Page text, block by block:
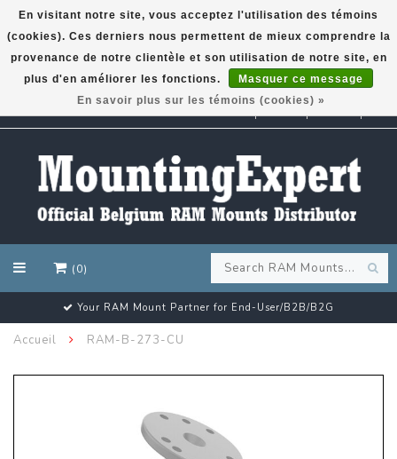
GARMIN GPS met een superkorting tot 50%? Klik hier!
(0)
Customer email support 24/7!
Accueil RAM-B-273-CU
En visitant notre site, vous acceptez l'utilisation des témoins
(cookies). Ces derniers nous permettent de mieux comprendre la
provenance de notre clientèle et son utilisation de notre site, en
plus d'en améliorer les fonctions.
Masquer ce message
En savoir plus sur les témoins (cookies) »